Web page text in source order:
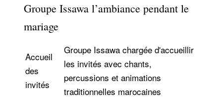
Groupe Issawa l’ambiance pendant le
mariage
Accueil
des
invités
Groupe Issawa chargée d'accueillir
les invités avec chants,
percussions et animations
traditionnelles marocaines